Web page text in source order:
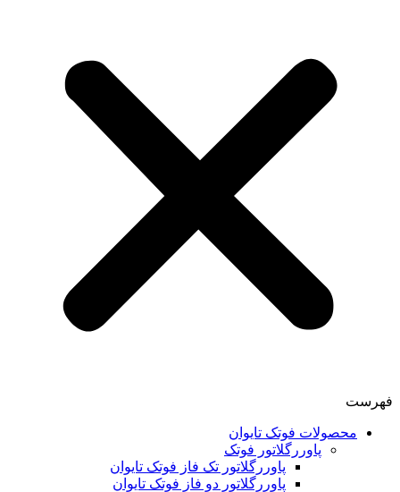
فهرست
محصولات فوتک تایوان
پاوررگلاتور فوتک
پاوررگلاتور تک فاز فوتک تایوان
پاوررگلاتور دو فاز فوتک تایوان